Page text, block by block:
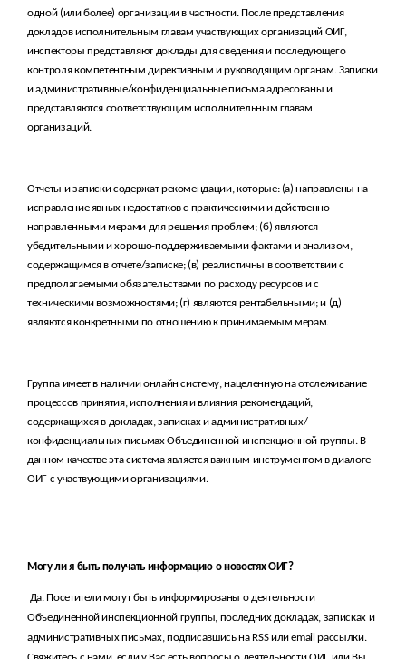
одной (или более) организации в частности. После представления
докладов исполнительным главам участвующих организаций ОИГ,
инспекторы представляют доклады для сведения и последующего
контроля компетентным директивным и руководящим органам. Записки
и административные/конфиденциальные письма адресованы и
представляются соответствующим исполнительным главам
организаций.
Отчеты и записки содержат рекомендации, которые: (а) направлены на
исправление явных недостатков с практическими и действенно-
направленными мерами для решения проблем; (б) являются
убедительными и хорошо-поддерживаемыми фактами и анализом,
содержащимся в отчете/записке; (в) реалистичны в соответствии с
предполагаемыми обязательствами по расходу ресурсов и с
техническими возможностями; (г) являются рентабельными; и (д)
являются конкретными по отношению к принимаемым мерам.
Группа имеет в наличии онлайн систему, нацеленную на отслеживание
процессов принятия, исполнения и влияния рекомендаций,
содержащихся в докладах, записках и административных/
конфиденциальных письмах Объединенной инспекционной группы. В
данном качестве эта система является важным инструментом в диалоге
ОИГ с участвующими организациями.
Могу ли я быть получать информацию о новостях ОИГ?
Да. Посетители могут быть информированы о деятельности
Объединенной инспекционной группы, последних докладах, записках и
административных письмах, подписавшись на RSS или email рассылки.